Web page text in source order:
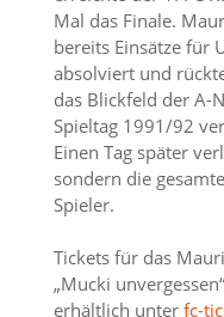
Mal das Finale.
bereits Einsätze für
absolviert und
das Blickfeld der A-
Spieltag 1991/92
Einen Tag später
sondern die
Spieler.
Tickets für das
„Mucki
erhältlich unter fc-